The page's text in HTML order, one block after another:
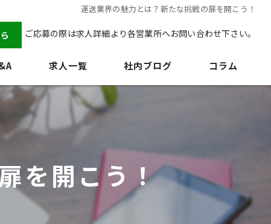
運送業界の魅力とは？新たな挑戦の扉を開こう！
ご応募の際は求人詳細より各営業所へお問い合わせ下さい。
求人一覧 社内ブログ コラム
を開こう！